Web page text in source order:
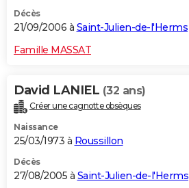
Décès
21/09/2006 à Saint-Julien-de-l'Herms
Famille MASSAT
David LANIEL (32 ans)
Créer une cagnotte obsèques
Naissance
25/03/1973 à Roussillon
Décès
27/08/2005 à Saint-Julien-de-l'Herms